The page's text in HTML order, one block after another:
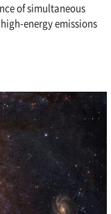
of simultaneous
energy emissions